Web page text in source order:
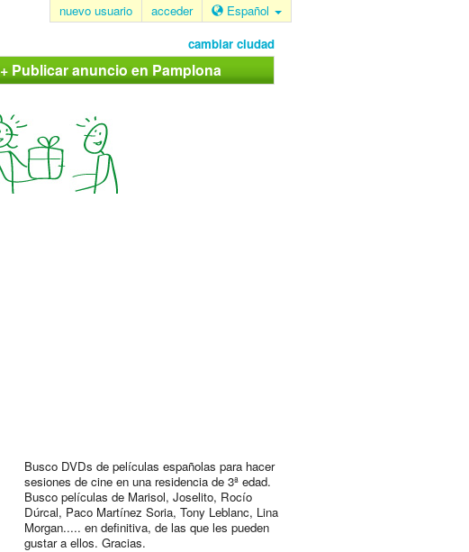
nuevo usuario acceder Español
cambiar ciudad
+ Publicar anuncio en Pamplona
Busco DVDs de películas españolas para hacer
sesiones de cine en una residencia de 3ª edad.
Busco películas de Marisol, Joselito, Rocío
Dúrcal, Paco Martínez Soria, Tony Leblanc, Lina
Morgan..... en definitiva, de las que les pueden
gustar a ellos. Gracias.